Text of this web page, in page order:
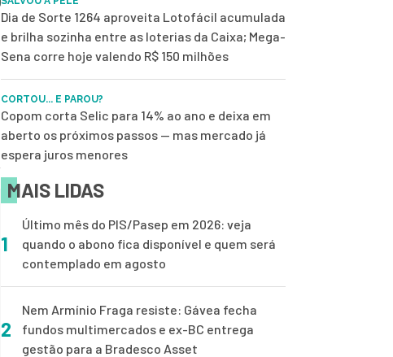
Dia de Sorte 1264 aproveita Lotofácil acumulada
e brilha sozinha entre as loterias da Caixa; Mega-
Sena corre hoje valendo R$ 150 milhões
CORTOU... E PAROU?
Copom corta Selic para 14% ao ano e deixa em
aberto os próximos passos — mas mercado já
espera juros menores
MAIS LIDAS
1
Último mês do PIS/Pasep em 2026: veja
quando o abono fica disponível e quem será
contemplado em agosto
2
Nem Armínio Fraga resiste: Gávea fecha
fundos multimercados e ex-BC entrega
gestão para a Bradesco Asset